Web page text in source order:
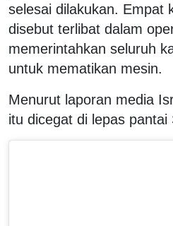
selesai dilakukan. Empat
disebut terlibat dalam
memerintahkan seluruh
untuk mematikan mesin.
Menurut laporan media
itu dicegat di lepas pantai